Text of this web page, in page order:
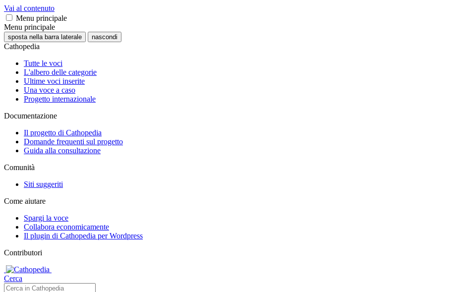
Vai al contenuto
Menu principale
Menu principale
sposta nella barra laterale nascondi
Cathopedia
Tutte le voci
L'albero delle categorie
Ultime voci inserite
Una voce a caso
Progetto internazionale
Documentazione
Il progetto di Cathopedia
Domande frequenti sul progetto
Guida alla consultazione
Comunità
Siti suggeriti
Come aiutare
Spargi la voce
Collabora economicamente
Il plugin di Cathopedia per Wordpress
Contributori
Cerca